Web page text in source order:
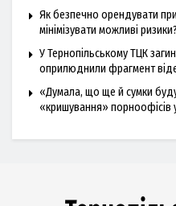
Як безпечно орендувати
мінімізувати можливі ризики?
У Тернопільському ТЦК
оприлюднили фрагмент
«Думала, що ще й сумки
«кришування» порноофісів